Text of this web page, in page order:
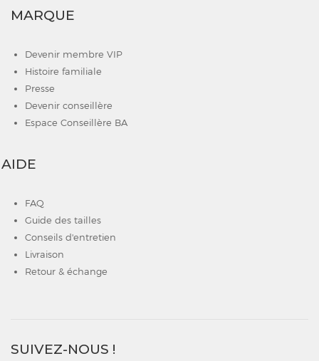
MARQUE
Devenir membre VIP
Histoire familiale
Presse
Devenir conseillère
Espace Conseillère BA
AIDE
FAQ
Guide des tailles
Conseils d'entretien
Livraison
Retour & échange
SUIVEZ-NOUS !